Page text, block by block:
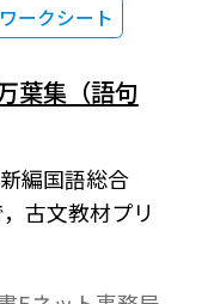
ークシート
集（語句
編国語総合
古文教材プリ